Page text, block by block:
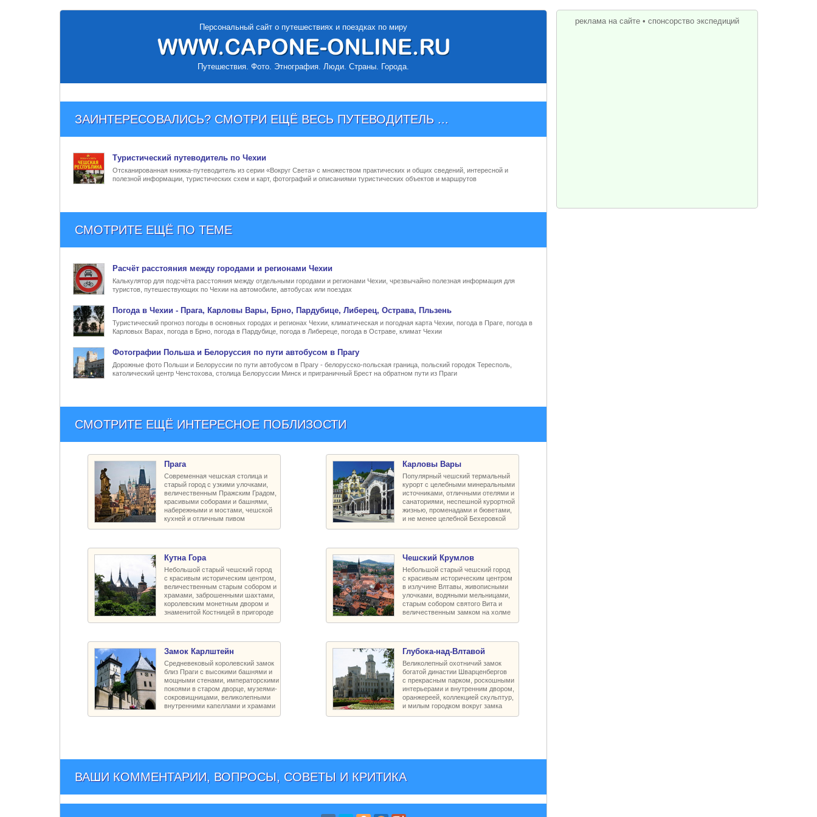
Персональный сайт о путешествиях и поездках по миру
Путешествия. Фото. Этнография. Люди. Страны. Города.
ЗАИНТЕРЕСОВАЛИСЬ? СМОТРИ ЕЩЁ ВЕСЬ ПУТЕВОДИТЕЛЬ ...
Туристический путеводитель по Чехии
Отсканированная книжка-путеводитель из серии «Вокруг Света» с множеством практических и общих сведений, интересной и
полезной информации, туристических схем и карт, фотографий и описаниями туристических объектов и маршрутов
СМОТРИТЕ ЕЩЁ ПО ТЕМЕ
Расчёт расстояния между городами и регионами Чехии
Калькулятор для подсчёта расстояния между отдельными городами и регионами Чехии, чрезвычайно полезная информация для
туристов, путешествующих по Чехии на автомобиле, автобусах или поездах
Погода в Чехии - Прага, Карловы Вары, Брно, Пардубице, Либерец, Острава, Пльзень
Туристический прогноз погоды в основных городах и регионах Чехии, климатическая и погодная карта Чехии, погода в Праге, погода в
Карловых Варах, погода в Брно, погода в Пардубице, погода в Либереце, погода в Остраве, климат Чехии
Фотографии Польша и Белоруссия по пути автобусом в Прагу
Дорожные фото Польши и Белоруссии по пути автобусом в Прагу - белорусско-польская граница, польский городок Тересполь,
католический центр Ченстохова, столица Белоруссии Минск и приграничный Брест на обратном пути из Праги
СМОТРИТЕ ЕЩЁ ИНТЕРЕСНОЕ ПОБЛИЗОСТИ
Прага
Современная чешская столица и
старый город с узкими улочками,
величественным Пражским Градом,
красивыми соборами и башнями,
набережными и мостами, чешской
кухней и отличным пивом
Карловы Вары
Популярный чешский термальный
курорт с целебными минеральными
источниками, отличными отелями и
санаториями, неспешной курортной
жизнью, променадами и бюветами,
и не менее целебной Бехеровкой
Кутна Гора
Небольшой старый чешский город
с красивым историческим центром,
величественным старым собором и
храмами, заброшенными шахтами,
королевским монетным двором и
знаменитой Костницей в пригороде
Чешский Крумлов
Небольшой старый чешский город
с красивым историческим центром
в излучине Влтавы, живописными
улочками, водяными мельницами,
старым собором святого Вита и
величественным замком на холме
Замок Карлштейн
Средневековый королевский замок
близ Праги с высокими башнями и
мощными стенами, императорскими
покоями в старом дворце, музеями-
сокровищницами, великолепными
внутренними капеллами и храмами
Глубока-над-Влтавой
Великолепный охотничий замок
богатой династии Шварценбергов
с прекрасным парком, роскошными
интерьерами и внутренним двором,
оранжереей, коллекцией скульптур,
и милым городком вокруг замка
ВАШИ КОММЕНТАРИИ, ВОПРОСЫ, СОВЕТЫ И КРИТИКА
реклама на сайте• спонсорство экспедиций